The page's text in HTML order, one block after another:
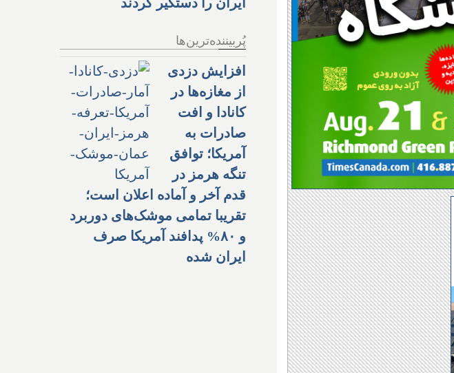
پُربیننده‌ترین‌ها
افزایش دزدی
از مغازه‌ها در
کانادا و افت
صادرات به
آمریکا؛ توافق
تنگه هرمز در
قدم آخر و آماده اعلان است؛
تقریبا تمامی موشک‌های دوربرد
و ۸۰% پدافند آمریکا صرف
ایران شده